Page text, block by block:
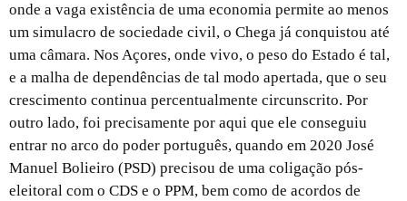
onde a vaga existência de uma economia permite ao menos
um simulacro de sociedade civil, o Chega já conquistou até
uma câmara. Nos Açores, onde vivo, o peso do Estado é tal,
e a malha de dependências de tal modo apertada, que o seu
crescimento continua percentualmente circunscrito. Por
outro lado, foi precisamente por aqui que ele conseguiu
entrar no arco do poder português, quando em 2020 José
Manuel Bolieiro (PSD) precisou de uma coligação pós-
eleitoral com o CDS e o PPM, bem como de acordos de